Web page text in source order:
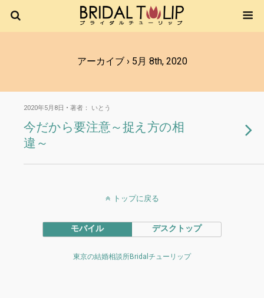
アーカイブ › 5月 8th, 2020
2020年5月8日 • 著者： いとう
今だから要注意～捉え方の相
違～
トップに戻る
モバイル デスクトップ
東京の結婚相談所Bridalチューリップ